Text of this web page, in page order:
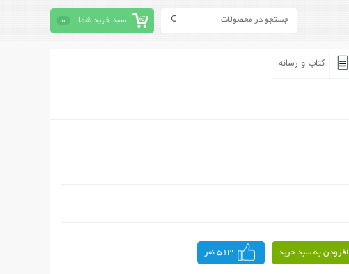
سبد خرید شما 0
کتاب و رسانه
افزودن به سبد خرید 513 نفر